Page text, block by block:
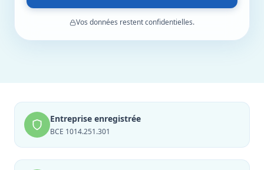
Vos données restent confidentielles.
Entreprise enregistrée
BCE 1014.251.301